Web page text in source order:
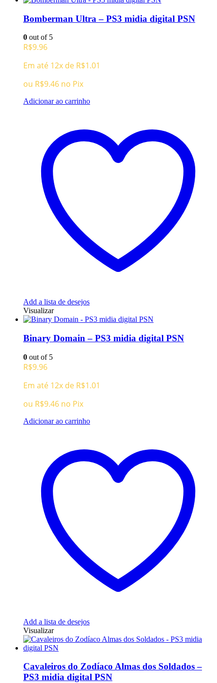
Bomberman Ultra – PS3 midia digital PSN
0 out of 5
R$9.96
Em até 12x de R$1.01
ou R$9.46 no Pix
Adicionar ao carrinho
Add a lista de desejos
Visualizar
Binary Domain – PS3 midia digital PSN
0 out of 5
R$9.96
Em até 12x de R$1.01
ou R$9.46 no Pix
Adicionar ao carrinho
Add a lista de desejos
Visualizar
Cavaleiros do Zodíaco Almas dos Soldados –
PS3 midia digital PSN